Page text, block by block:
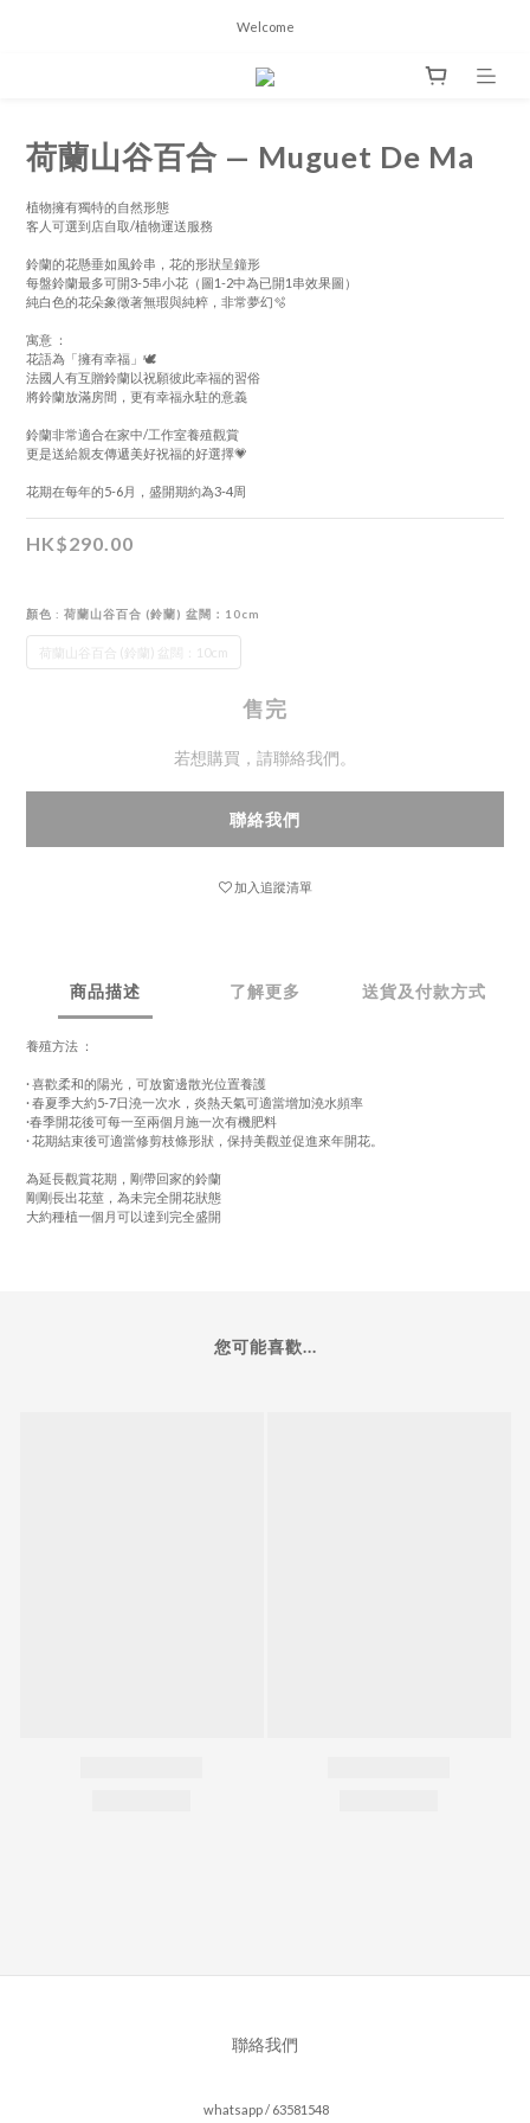
Welcome
荷蘭山谷百合 — Muguet De Ma
植物擁有獨特的自然形態
客人可選到店自取/植物運送服務
鈴蘭的花懸垂如風鈴串，花的形狀呈鐘形
每盤鈴蘭最多可開3-5串小花（圖1-2中為已開1串效果圖）
純白色的花朵象徵著無瑕與純粹，非常夢幻🫧
寓意 ：
花語為「擁有幸福」🕊️
法國人有互贈鈴蘭以祝願彼此幸福的習俗
將鈴蘭放滿房間，更有幸福永駐的意義
鈴蘭非常適合在家中/工作室養殖觀賞
更是送給親友傳遞美好祝福的好選擇💗
花期在每年的5-6月，盛開期約為3-4周
HK$290.00
顏色 : 荷蘭山谷百合 (鈴蘭) 盆闊：10cm
荷蘭山谷百合 (鈴蘭) 盆闊：10cm
售完
若想購買，請聯絡我們。
聯絡我們
加入追蹤清單
商品描述 了解更多 送貨及付款方式
養殖方法 ：
· 喜歡柔和的陽光，可放窗邊散光位置養護
· 春夏季大約5-7日澆一次水，炎熱天氣可適當增加澆水頻率
·春季開花後可每一至兩個月施一次有機肥料
· 花期結束後可適當修剪枝條形狀，保持美觀並促進來年開花。
為延長觀賞花期，剛帶回家的鈴蘭
剛剛長出花莖，為未完全開花狀態
大約種植一個月可以達到完全盛開
您可能喜歡...
聯絡我們
whatsapp / 63581548